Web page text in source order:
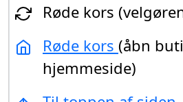
Røde kors
Røde kors (åbn
hjemmeside)